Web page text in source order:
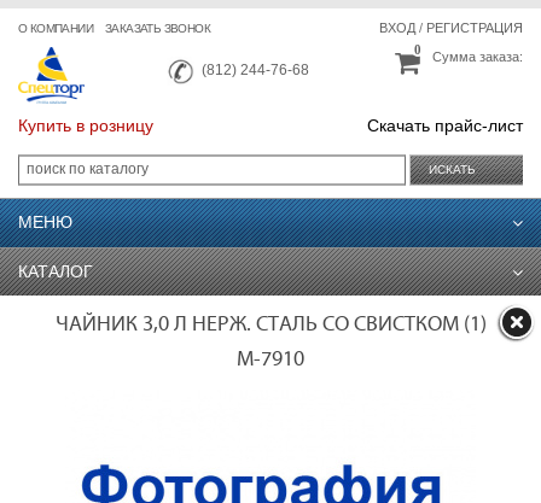
О КОМПАНИИ ЗАКАЗАТЬ ЗВОНОК
(812) 244-76-68
ВХОД/ РЕГИСТРАЦИЯ
Сумма заказа:
0
Купить в розницу Скачать прайс-лист
ИСКАТЬ
МЕНЮ
КАТАЛОГ
ЧАЙНИК 3,0 Л НЕРЖ. СТАЛЬ СО СВИСТКОМ (1)
М-7910